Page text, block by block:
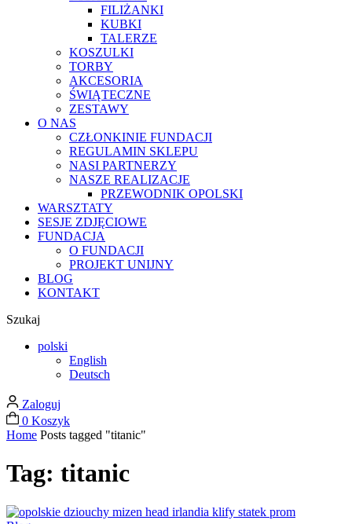
FILIŻANKI
KUBKI
TALERZE
KOSZULKI
TORBY
AKCESORIA
ŚWIĄTECZNE
ZESTAWY
O NAS
CZŁONKINIE FUNDACJI
REGULAMIN SKLEPU
NASI PARTNERZY
NASZE REALIZACJE
PRZEWODNIK OPOLSKI
WARSZTATY
SESJE ZDJĘCIOWE
FUNDACJA
O FUNDACJI
PROJEKT UNIJNY
BLOG
KONTAKT
Szukaj
polski
English
Deutsch
Zaloguj
0 Koszyk
Home Posts tagged "titanic"
Tag: titanic